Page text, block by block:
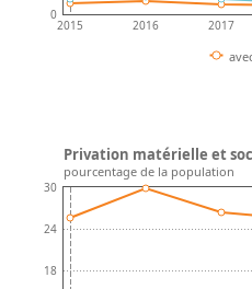
2015 2016 2017
0
18
24
30
Privation matérielle et
pourcentage de la population